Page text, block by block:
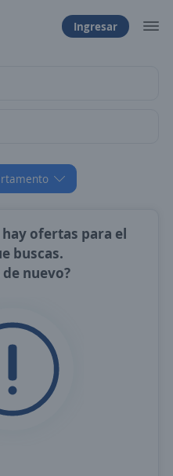
Ingresar
hay ofertas para el
buscas.
nuevo?